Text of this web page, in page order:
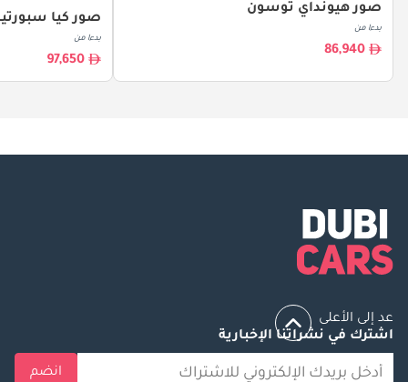
صور هيونداي توسون
بدءا من
86,940
صور كيا
بدءا من
97,650
عد إلى الأعلى
اشترك في نشراتنا الإخبارية
انضم